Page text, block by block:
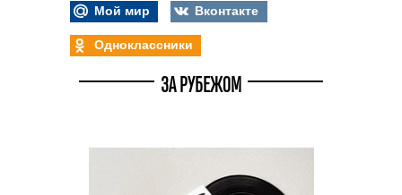
Мой мир
Вконтакте
Одноклассники
ЗА РУБЕЖОМ